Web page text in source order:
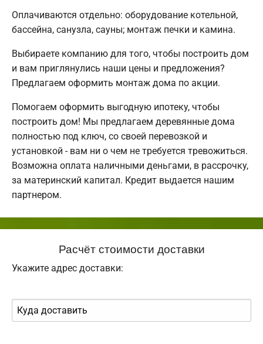
Оплачиваются отдельно: оборудование котельной,
бассейна, санузла, сауны; монтаж печки и камина.
Выбираете компанию для того, чтобы построить дом
и вам приглянулись наши цены и предложения?
Предлагаем оформить монтаж дома по акции.
Помогаем оформить выгодную ипотеку, чтобы
построить дом! Мы предлагаем деревянные дома
полностью под ключ, со своей перевозкой и
установкой - вам ни о чем не требуется тревожиться.
Возможна оплата наличными деньгами, в рассрочку,
за материнский капитал. Кредит выдается нашим
партнером.
Расчёт стоимости доставки
Укажите адрес доставки: